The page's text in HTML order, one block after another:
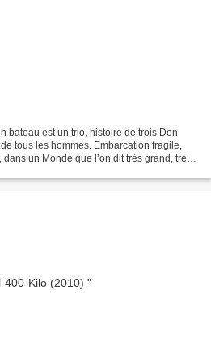
bateau est un trio, histoire de trois Don
tous les hommes. Embarcation fragile,
un Monde que l’on dit très grand, très